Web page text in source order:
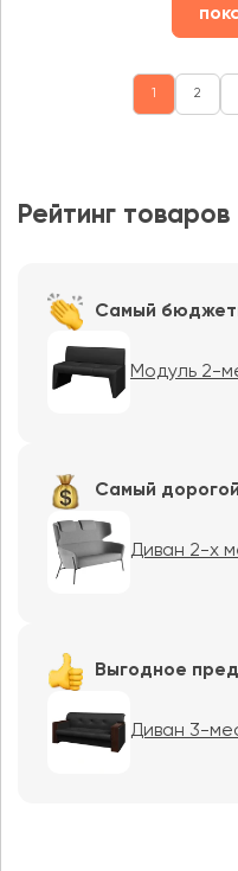
1 2
Рейтинг товаров
Самый
Модуль 2-
Самый дорогой
Диван 2-х
Выгодное
Диван 3-